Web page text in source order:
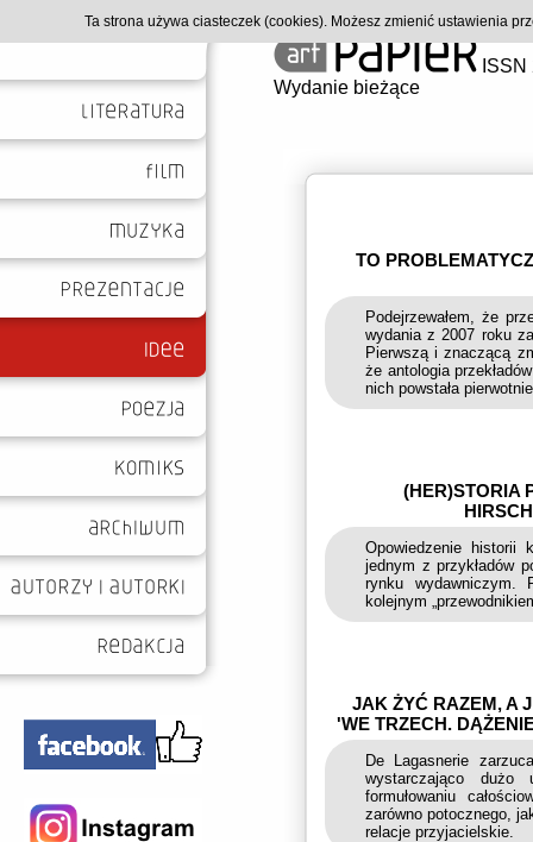
Wydanie bieżące
TO
Podejrzewałem, że
wydania z 2007 roku
Pierwszą i znaczącą
że antologia
nich powstała
(HER)STORIA
Opowiedzenie historii
jednym z przykładów
rynku wydawniczym.
kolejnym
JAK ŻYĆ RAZEM, A
'WE TRZECH.
De Lagasnerie
wystarczająco dużo
formułowaniu
zarówno potocznego,
relacje przyjacielskie.
Ta strona używa ciasteczek (cookies). Możesz zmienić ustawienia